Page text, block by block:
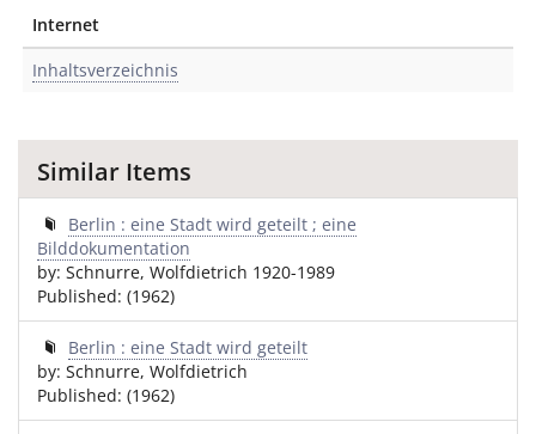
Internet
Inhaltsverzeichnis
Similar Items
Berlin : eine Stadt wird geteilt ; eine
Bilddokumentation
by: Schnurre, Wolfdietrich 1920-1989
Published: (1962)
Berlin : eine Stadt wird geteilt
by: Schnurre, Wolfdietrich
Published: (1962)